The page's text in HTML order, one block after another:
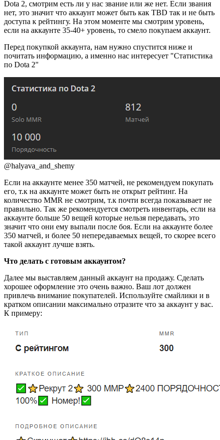
Dota 2, смотрим есть ли у нас звание или же нет. Если звания
нет, это значит что аккаунт может быть как TBD так и не быть
доступа к рейтингу. На этом моменте мы смотрим уровень,
если на аккаунте 35-40+ уровень, то смело покупаем аккаунт.
Перед покупкой аккаунта, нам нужно спустится ниже и
почитать информацию, а именно нас интересует "Статистика
по Dota 2"
@halyava_and_shemy
Если на аккаунте менее 350 матчей, не рекомендуем покупать
его, т.к на аккаунте может быть не открыт рейтинг. На
количество MMR не смотрим, т.к почти всегда показывает не
правильно. Так же рекомендуется смотреть инвентарь, если на
аккаунте больше 50 вещей которые нельзя передавать, это
значит что они ему выпали после боя. Если на аккаунте более
350 матчей, и более 50 непередаваемых вещей, то скорее всего
такой аккаунт лучше взять.
Что делать с готовым аккаунтом?
Далее мы выставляем данный аккаунт на продажу. Сделать
хорошее оформление это очень важно. Ваш лот должен
привлечь внимание покупателей. Используйте смайлики и в
кратком описании максимально отразите что за аккаунт у вас.
К примеру: